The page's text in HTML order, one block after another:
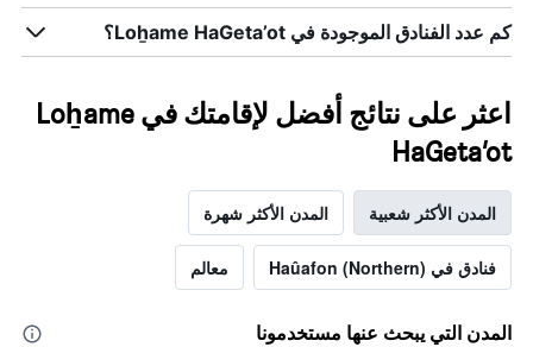
كم عدد الفنادق الموجودة في Loẖame HaGeta’ot؟
اعثر على نتائج أفضل لإقامتك في Loẖame
HaGeta’ot
المدن الأكثر شعبية المدن الأكثر شهرة
فنادق في Haûafon (Northern) معالم
المدن التي يبحث عنها مستخدمونا